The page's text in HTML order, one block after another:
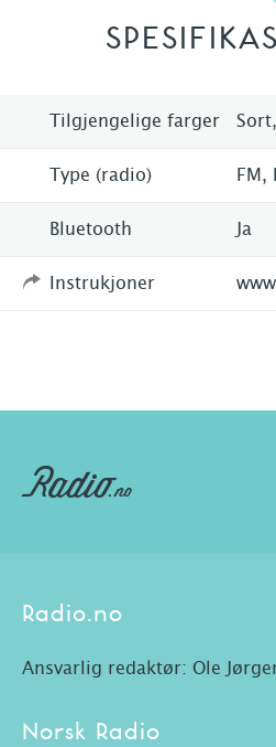
Tilgjengelige farger
Type (radio) FM,
Bluetooth Ja
Instrukjoner
Radio.no
Ansvarlig redaktør: Ole
Norsk Radio